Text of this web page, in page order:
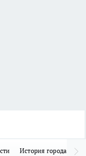
История города Н